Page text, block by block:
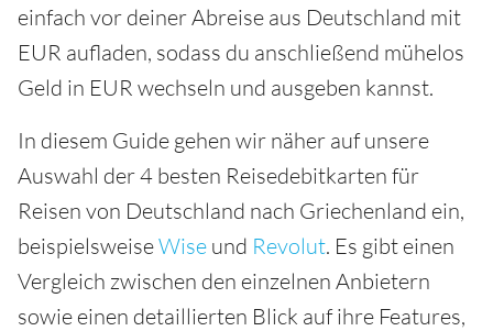
einfach vor deiner Abreise aus Deutschland mit
EUR aufladen, sodass du anschließend mühelos
Geld in EUR wechseln und ausgeben kannst.
In diesem Guide gehen wir näher auf unsere
Auswahl der 4 besten Reisedebitkarten für
Reisen von Deutschland nach Griechenland ein,
beispielsweiseWise und Revolut. Es gibt einen
Vergleich zwischen den einzelnen Anbietern
sowie einen detaillierten Blick auf ihre Features,